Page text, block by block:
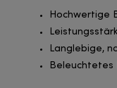
Hochwertige
Langlebige,
Beleuchtetes